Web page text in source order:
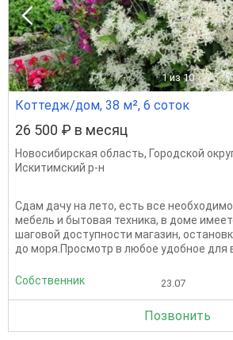
1 из 10
Коттедж/дом, 38 м², 6 соток
26 500 ₽ в месяц
Новосибирская область, Городской
Искитимский р-н
Сдам дачу на лето, есть все
мебель и бытовая техника, в доме
шаговой доступности магазин,
до моря.Просмотр в любое удобное для
Собственник 23.07
Позвонить